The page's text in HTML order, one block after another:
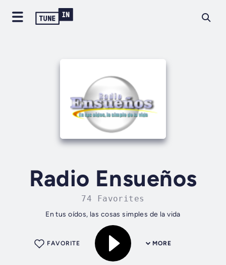
Radio Ensueños
74 Favorites
En tus oídos, las cosas simples de la vida
MORE
FAVORITE